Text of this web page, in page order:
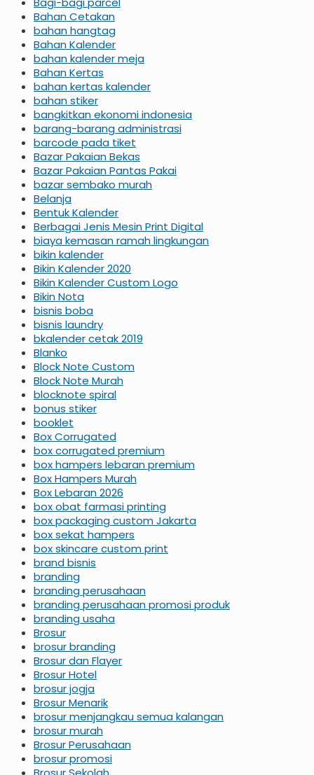
Bahan Cetakan
bahan hangtag
Bahan Kalender
bahan kalender meja
Bahan Kertas
bahan kertas kalender
bahan stiker
bangkitkan ekonomi indonesia
barang-barang administrasi
barcode pada tiket
Bazar Pakaian Bekas
Bazar Pakaian Pantas Pakai
bazar sembako murah
Belanja
Bentuk Kalender
Berbagai Jenis Mesin Print Digital
biaya kemasan ramah lingkungan
bikin kalender
Bikin Kalender 2020
Bikin Kalender Custom Logo
Bikin Nota
bisnis boba
bisnis laundry
bkalender cetak 2019
Blanko
Block Note Custom
Block Note Murah
blocknote spiral
bonus stiker
booklet
Box Corrugated
box corrugated premium
box hampers lebaran premium
Box Hampers Murah
Box Lebaran 2026
box obat farmasi printing
box packaging custom Jakarta
box sekat hampers
box skincare custom print
brand bisnis
branding
branding perusahaan
branding perusahaan promosi produk
branding usaha
Brosur
brosur branding
Brosur dan Flayer
Brosur Hotel
brosur jogja
Brosur Menarik
brosur menjangkau semua kalangan
brosur murah
Brosur Perusahaan
brosur promosi